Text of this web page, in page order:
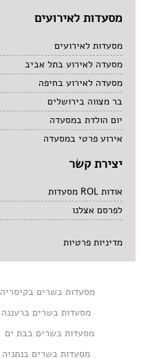
מסעדות לאירועים
מסעדות לאירועים
מסעדה לאירוע בתל אביב
מסעדה לאירוע בחיפה
בר מצווה בירושלים
יום הולדת במסעדה
אירוע פרטי במסעדה
יצירת קשר
אודות ROL מסעדות
לפרסם אצלנו
מדיניות פרטיות
מסעדות בשרים בקיסריה
מסעדות בשרים ברעננה
מסעדות בשרים בבת ים
מסעדות בשרים בנתניה